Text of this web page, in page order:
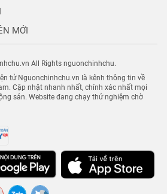
MỚI
All Rights nguonchinhchu.
tử Nguonchinhchu.vn là kênh thông tin về
Cập nhật nhanh nhất, chính xác nhất mọi
sản. Website đang chạy thử nghiệm chờ